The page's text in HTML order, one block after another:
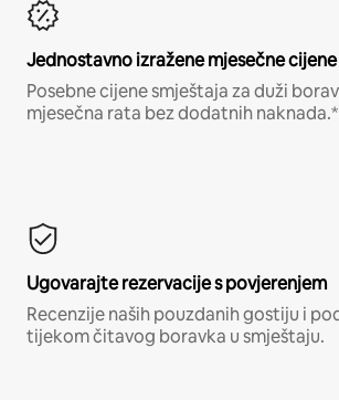
Jednostavno izražene mjesečne cijene
Posebne cijene smještaja za duži
mjesečna rata bez dodatnih naknada.*
Ugovarajte rezervacije s povjerenjem
Recenzije naših pouzdanih gostiju i
tijekom čitavog boravka u smještaju.